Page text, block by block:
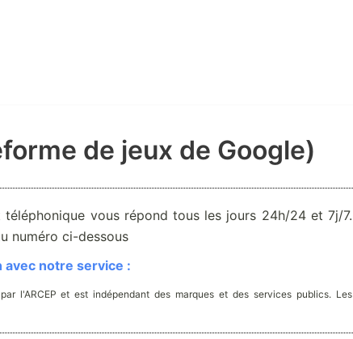
de jeux de Google)
vous répond tous les jours 24h/24 et 7j/7.
numéro ci-dessous
notre service :
l'ARCEP et est indépendant des marques et des services publics. Les